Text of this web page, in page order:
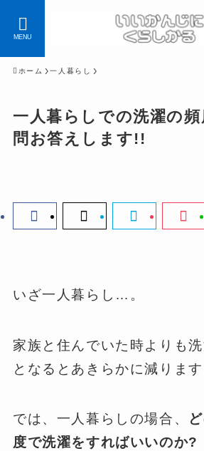
MENU
ホーム 一人暮らし
一人暮らしでの洗濯の
問お答えします!!
いざ一人暮らし…。
家族と住んでいた時よりも
となるとあきらかに減ります
では、一人暮らしの場合、
度で洗濯をすればいいのか?